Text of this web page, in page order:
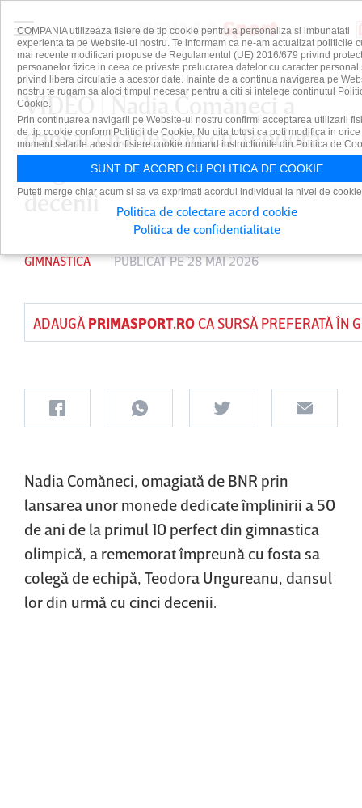
VIDEO | Nadia Comăneci a
dansat charleston cu Teodora
Ungureanu ca în urmă cu cinci
decenii
GIMNASTICA PUBLICAT PE 28 MAI 2026
ADAUGĂ PRIMASPORT.ROCA SURSĂ PREFERATĂ ÎN
Nadia Comăneci, omagiată de BNR prin
lansarea unor monede dedicate împlinirii a 50
de ani de la primul 10 perfect din gimnastica
olimpică, a rememorat împreună cu fosta sa
colegă de echipă, Teodora Ungureanu, dansul
lor din urmă cu cinci decenii.
COMPANIA utilizeaza fisiere de tip cookie pentru a personaliza si imbunatati
experienta ta pe Website-ul nostru. Te informam ca ne-am actualizat politicile
mai recente modificari propuse de Regulamentul (UE) 2016/679 privind
persoanelor fizice in ceea ce priveste prelucrarea datelor cu caracter personal
privind libera circulatie a acestor date. Inainte de a continua navigarea pe
nostru te rugam sa aloci timpul necesar pentru a citi si intelege continutul
Cookie.
Prin continuarea navigarii pe Website-ul nostru confirmi acceptarea utilizarii
de tip cookie conform Politicii de Cookie. Nu uita totusi ca poti modifica in orice
moment setarile acestor fisiere cookie urmand instructiunile din Politica de
SUNT DE ACORD CU POLITICA DE COOKIE
Puteti merge chiar acum si sa va exprimati acordul individual la nivel de
Politica de colectare acord cookie
Politica de confidentialitate